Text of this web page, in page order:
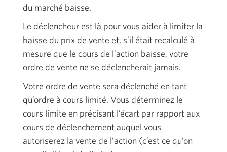
du marché baisse.
Le déclencheur est là pour vous aider à limiter la
baisse du prix de vente et, s’il était recalculé à
mesure que le cours de l’action baisse, votre
ordre de vente ne se déclencherait jamais.
Votre ordre de vente sera déclenché en tant
qu’ordre à cours limité. Vous déterminez le
cours limite en précisant l’écart par rapport aux
cours de déclenchement auquel vous
autoriserez la vente de l’action (c’est ce qu’on